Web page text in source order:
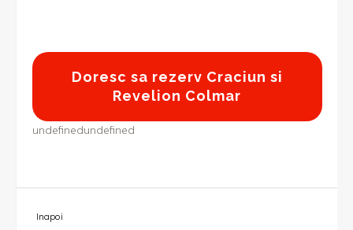
Doresc sa rezerv Craciun si
Revelion Colmar
undefinedundefined
Inapoi